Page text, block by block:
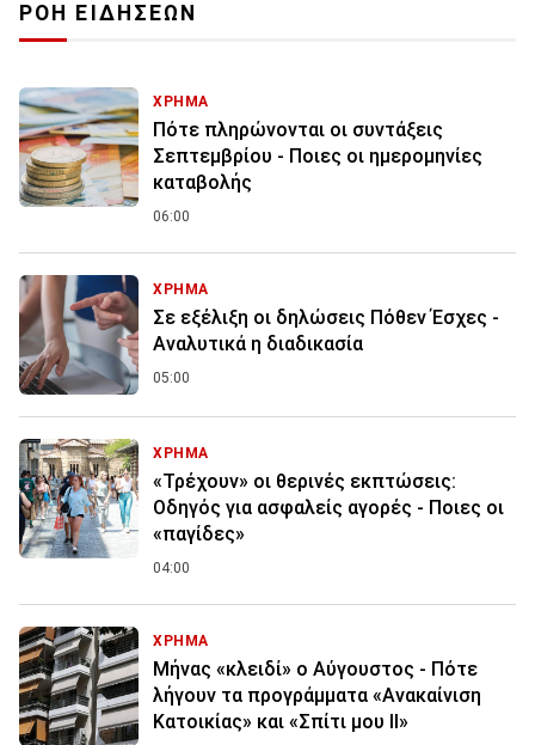
ΡΟΗ ΕΙΔΗΣΕΩΝ
ΧΡΗΜΑ
Πότε πληρώνονται οι συντάξεις
Σεπτεμβρίου - Ποιες οι ημερομηνίες
καταβολής
06:00
ΧΡΗΜΑ
Σε εξέλιξη οι δηλώσεις Πόθεν Έσχες -
Αναλυτικά η διαδικασία
05:00
ΧΡΗΜΑ
«Τρέχουν» οι θερινές εκπτώσεις:
Οδηγός για ασφαλείς αγορές - Ποιες οι
«παγίδες»
04:00
ΧΡΗΜΑ
Μήνας «κλειδί» ο Αύγουστος - Πότε
λήγουν τα προγράμματα «Ανακαίνιση
Κατοικίας» και «Σπίτι μου ΙΙ»